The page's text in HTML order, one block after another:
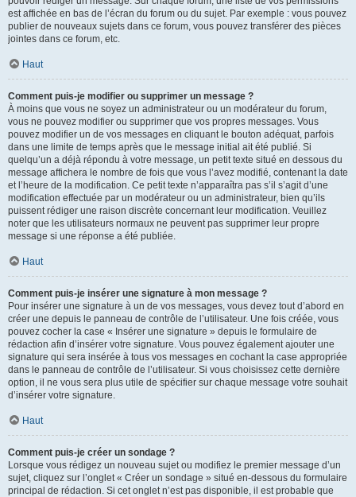
est affichée en bas de l’écran du forum ou du sujet. Par exemple : vous pouvez
publier de nouveaux sujets dans ce forum, vous pouvez transférer des pièces
jointes dans ce forum, etc.
Haut
Comment puis-je modifier ou supprimer un message ?
À moins que vous ne soyez un administrateur ou un modérateur du forum,
vous ne pouvez modifier ou supprimer que vos propres messages. Vous
pouvez modifier un de vos messages en cliquant le bouton adéquat, parfois
dans une limite de temps après que le message initial ait été publié. Si
quelqu’un a déjà répondu à votre message, un petit texte situé en dessous du
message affichera le nombre de fois que vous l’avez modifié, contenant la date
et l’heure de la modification. Ce petit texte n’apparaîtra pas s’il s’agit d’une
modification effectuée par un modérateur ou un administrateur, bien qu’ils
puissent rédiger une raison discrète concernant leur modification. Veuillez
noter que les utilisateurs normaux ne peuvent pas supprimer leur propre
message si une réponse a été publiée.
Haut
Comment puis-je insérer une signature à mon message ?
Pour insérer une signature à un de vos messages, vous devez tout d’abord en
créer une depuis le panneau de contrôle de l’utilisateur. Une fois créée, vous
pouvez cocher la case « Insérer une signature » depuis le formulaire de
rédaction afin d’insérer votre signature. Vous pouvez également ajouter une
signature qui sera insérée à tous vos messages en cochant la case appropriée
dans le panneau de contrôle de l’utilisateur. Si vous choisissez cette dernière
option, il ne vous sera plus utile de spécifier sur chaque message votre souhait
d’insérer votre signature.
Haut
Comment puis-je créer un sondage ?
Lorsque vous rédigez un nouveau sujet ou modifiez le premier message d’un
sujet, cliquez sur l’onglet « Créer un sondage » situé en-dessous du formulaire
principal de rédaction. Si cet onglet n’est pas disponible, il est probable que